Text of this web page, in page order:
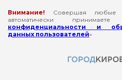
Внимание! Совершая любые
автоматически
конфиденциальности и
данных пользователей»